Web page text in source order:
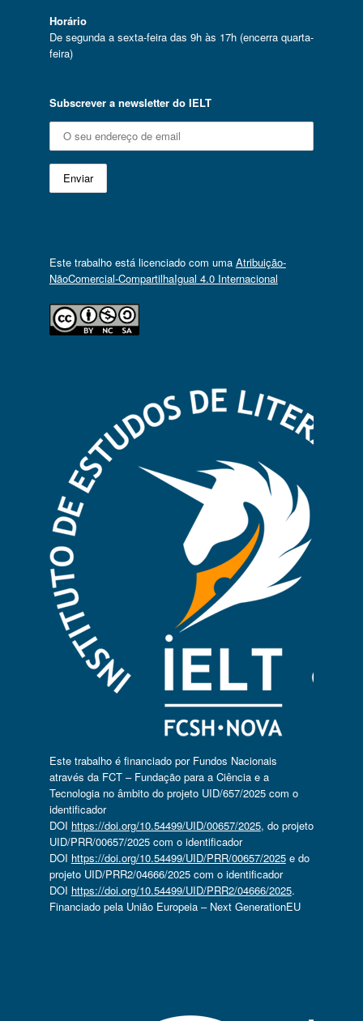
Horário
De segunda a sexta-feira das 9h às 17h (encerra quarta-
feira)
Subscrever a newsletter do IELT
Este trabalho está licenciado com uma Atribuição-
NãoComercial-CompartilhaIgual 4.0 Internacional
Este trabalho é financiado por Fundos Nacionais
através da FCT – Fundação para a Ciência e a
Tecnologia no âmbito do projeto UID/657/2025 com o
identificador
DOI https://doi.org/10.54499/UID/00657/2025, do projeto
UID/PRR/00657/2025 com o identificador
DOI https://doi.org/10.54499/UID/PRR/00657/2025e do
projeto UID/PRR2/04666/2025 com o identificador
DOI https://doi.org/10.54499/UID/PRR2/04666/2025.
Financiado pela União Europeia – Next GenerationEU